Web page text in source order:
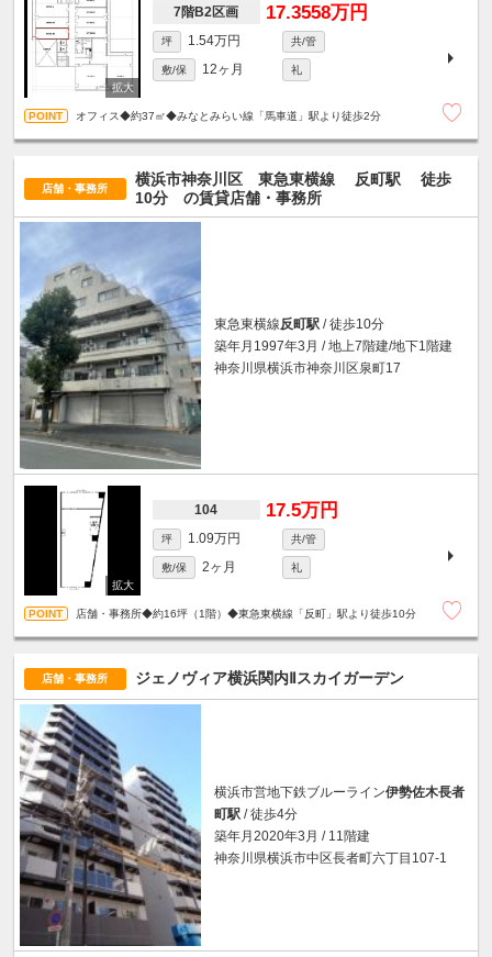
7階B2区画 17.3558万円
坪 1.54万円 共/管
敷/保 12ヶ月 礼
オフィス◆約37㎡◆みなとみらい線「馬車道」駅より徒歩2分
店舗・事務所
横浜市神奈川区 東急東横線 反町駅
徒歩
10分 の賃貸店舗・事務所
東急東横線反町駅 / 徒歩10分
築年月1997年3月 / 地上7階建/地下1階建
神奈川県横浜市神奈川区泉町17
104 17.5万円
坪 1.09万円 共/管
敷/保 2ヶ月 礼
店舗・事務所◆約16坪（1階）◆東急東横線「反町」駅より徒歩10分
店舗・事務所 ジェノヴィア横浜関内Ⅱスカイガーデン
横浜市営地下鉄ブルーライン伊勢佐木長者
町駅 / 徒歩4分
築年月2020年3月 / 11階建
神奈川県横浜市中区長者町六丁目107-1